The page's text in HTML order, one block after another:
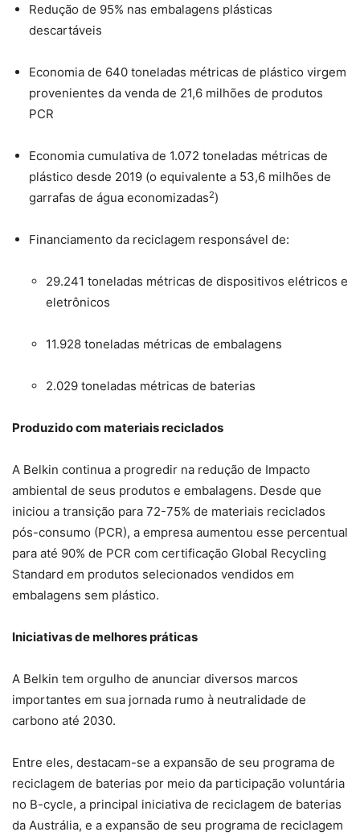
Redução de 95% nas embalagens plásticas
descartáveis
Economia de 640 toneladas métricas de plástico virgem
provenientes da venda de 21,6 milhões de produtos
PCR
Economia cumulativa de 1.072 toneladas métricas de
plástico desde 2019 (o equivalente a 53,6 milhões de
garrafas de água economizadas2)
Financiamento da reciclagem responsável de:
29.241 toneladas métricas de dispositivos elétricos e
eletrônicos
11.928 toneladas métricas de embalagens
2.029 toneladas métricas de baterias
Produzido com materiais reciclados
A Belkin continua a progredir na redução de Impacto
ambiental de seus produtos e embalagens. Desde que
iniciou a transição para 72-75% de materiais reciclados
pós-consumo (PCR), a empresa aumentou esse percentual
para até 90% de PCR com certificação Global Recycling
Standard em produtos selecionados vendidos em
embalagens sem plástico.
Iniciativas de melhores práticas
A Belkin tem orgulho de anunciar diversos marcos
importantes em sua jornada rumo à neutralidade de
carbono até 2030.
Entre eles, destacam-se a expansão de seu programa de
reciclagem de baterias por meio da participação voluntária
no B-cycle, a principal iniciativa de reciclagem de baterias
da Austrália, e a expansão de seu programa de reciclagem